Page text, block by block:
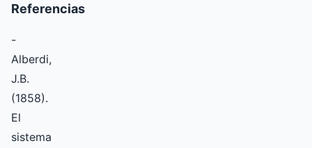
Referencias
-
Alberdi,
J.B.
(1858).
El
sistema